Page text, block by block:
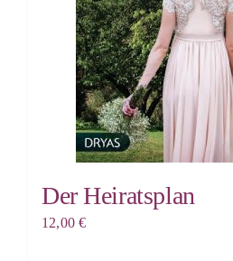
WooCommerce Warenkorb
Der Heiratsplan
12,00€